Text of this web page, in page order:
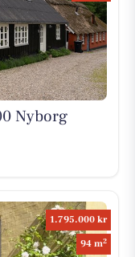
Nyborg
1.795.000 kr
94 m2